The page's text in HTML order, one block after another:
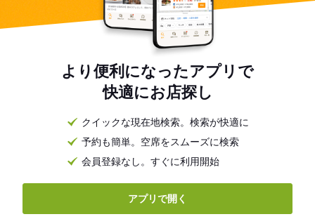
より便利になったアプリで
快適にお店探し
クイックな現在地検索。検索が快適に
予約も簡単。空席をスムーズに検索
会員登録なし。すぐに利用開始
アプリで開く